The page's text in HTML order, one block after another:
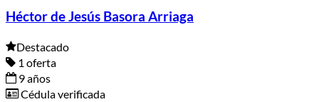
Héctor de Jesús Basora Arriaga
Destacado
1 oferta
9 años
Cédula verificada